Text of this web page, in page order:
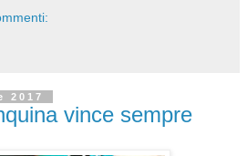
2017
vince sempre